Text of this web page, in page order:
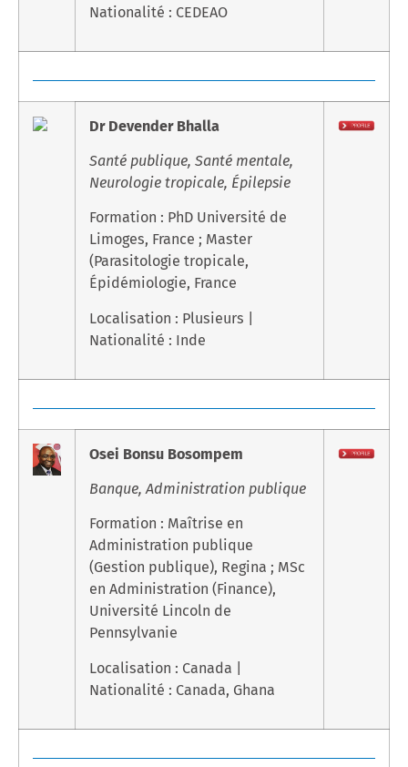
Nationalité : CEDEAO
Dr Devender Bhalla
Santé publique, Santé mentale,
Neurologie tropicale, Épilepsie
Formation : PhD Université de
Limoges, France ; Master
(Parasitologie tropicale,
Épidémiologie, France
Localisation : Plusieurs |
Nationalité : Inde
Osei Bonsu Bosompem
Banque, Administration publique
Formation : Maîtrise en
Administration publique
(Gestion publique), Regina ; MSc
en Administration (Finance),
Université Lincoln de
Pennsylvanie
Localisation : Canada |
Nationalité : Canada, Ghana